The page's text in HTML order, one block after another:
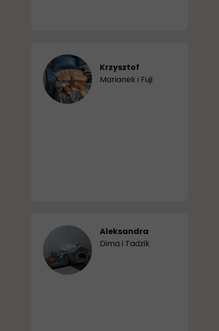
Marianek i Fuji
Krzysztof
Dima i Tadzik
Aleksandra